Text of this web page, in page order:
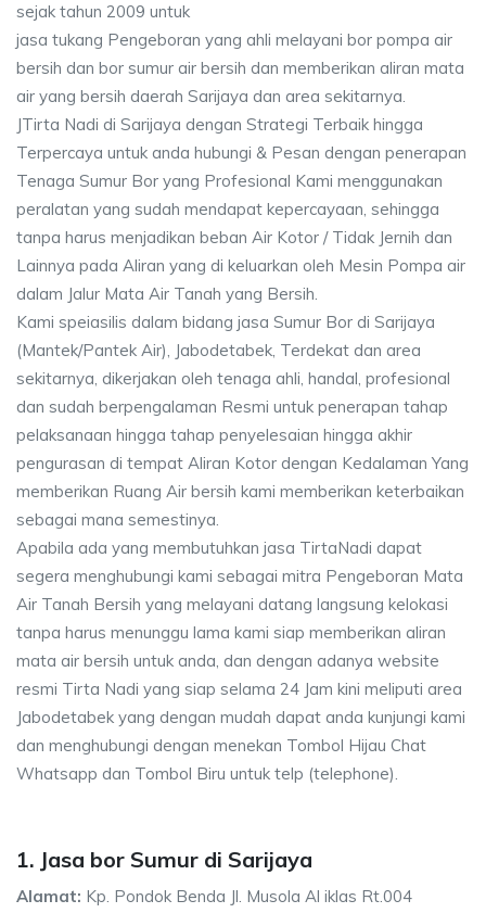
sejak tahun 2009 untuk
jasa tukang Pengeboran yang ahli melayani bor pompa air
bersih dan bor sumur air bersih dan memberikan aliran mata
air yang bersih daerah Sarijaya dan area sekitarnya.
JTirta Nadi di Sarijaya dengan Strategi Terbaik hingga
Terpercaya untuk anda hubungi & Pesan dengan penerapan
Tenaga Sumur Bor yang Profesional Kami menggunakan
peralatan yang sudah mendapat kepercayaan, sehingga
tanpa harus menjadikan beban Air Kotor / Tidak Jernih dan
Lainnya pada Aliran yang di keluarkan oleh Mesin Pompa air
dalam Jalur Mata Air Tanah yang Bersih.
Kami speiasilis dalam bidang jasa Sumur Bor di Sarijaya
(Mantek/Pantek Air), Jabodetabek, Terdekat dan area
sekitarnya, dikerjakan oleh tenaga ahli, handal, profesional
dan sudah berpengalaman Resmi untuk penerapan tahap
pelaksanaan hingga tahap penyelesaian hingga akhir
pengurasan di tempat Aliran Kotor dengan Kedalaman Yang
memberikan Ruang Air bersih kami memberikan keterbaikan
sebagai mana semestinya.
Apabila ada yang membutuhkan jasa TirtaNadi dapat
segera menghubungi kami sebagai mitra Pengeboran Mata
Air Tanah Bersih yang melayani datang langsung kelokasi
tanpa harus menunggu lama kami siap memberikan aliran
mata air bersih untuk anda, dan dengan adanya website
resmi Tirta Nadi yang siap selama 24 Jam kini meliputi area
Jabodetabek yang dengan mudah dapat anda kunjungi kami
dan menghubungi dengan menekan Tombol Hijau Chat
Whatsapp dan Tombol Biru untuk telp (telephone).
1. Jasa bor Sumur di Sarijaya
Alamat: Kp. Pondok Benda Jl. Musola Al iklas Rt.004